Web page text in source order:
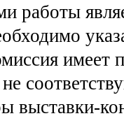
работы
имеет
выставки-